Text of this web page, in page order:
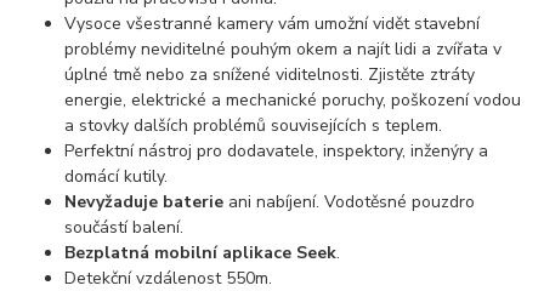
Vysoce všestranné kamery vám umožní vidět stavební
problémy neviditelné pouhým okem a najít lidi a zvířata v
úplné tmě nebo za snížené viditelnosti. Zjistěte ztráty
energie, elektrické a mechanické poruchy, poškození vodou
a stovky dalších problémů souvisejících s teplem.
Perfektní nástroj pro dodavatele, inspektory, inženýry a
domácí kutily.
Nevyžaduje baterie ani nabíjení. Vodotěsné pouzdro
součástí balení.
Bezplatná mobilní aplikace Seek.
Detekční vzdálenost 550m.